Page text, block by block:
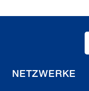
NETZWERKE